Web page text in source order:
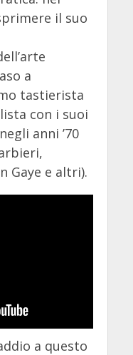
il suo
a
tastierista
con i suoi
anni ’70
Gaye e altri).
a questo